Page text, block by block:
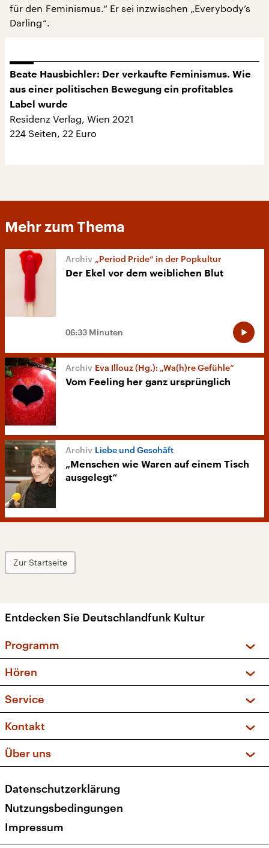
für den Feminismus.“ Er sei inzwischen „Everybody’s
Darling“.
Beate Hausbichler: Der verkaufte Feminismus. Wie
aus einer politischen Bewegung ein profitables
Label wurde
Residenz Verlag, Wien 2021
224 Seiten, 22 Euro
Mehr zum Thema
„Period Pride“ in der Popkultur
Der Ekel vor dem weiblichen Blut
06:33 Minuten
Eva Illouz (Hg.): „Wa(h)re Gefühle“
Vom Feeling her ganz ursprünglich
Liebe und Geschäft
„Menschen wie Waren auf einem Tisch
ausgelegt“
Zur Startseite
Entdecken Sie Deutschlandfunk Kultur
Programm
Sendungen und Podcasts
Musikliste
Kakadu – Das Kinderprogramm
Hören
Frequenzen (UKW + DAB+)
Service
FAQ
Apps
Newsletter
Veranstaltungen
Kontakt
Social Media
Über uns
Presse
Karriere
Transparenz
Datenschutzerklärung
Nutzungsbedingungen
Impressum